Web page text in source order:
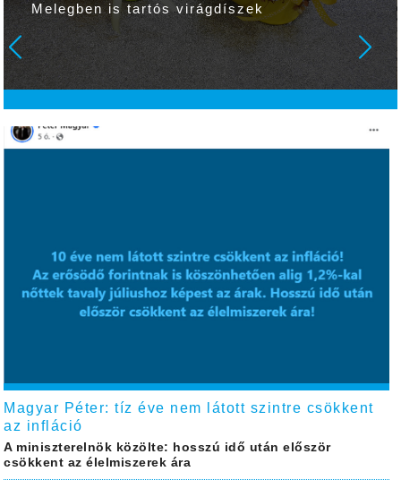
Melegben is tartós virágdíszek
Magyar Péter: tíz éve nem látott szintre csökkent
az infláció
A miniszterelnök közölte: hosszú idő után először
csökkent az élelmiszerek ára